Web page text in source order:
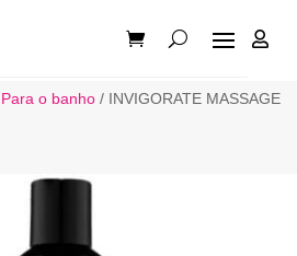

Para o banho/ INVIGORATE MASSAGE